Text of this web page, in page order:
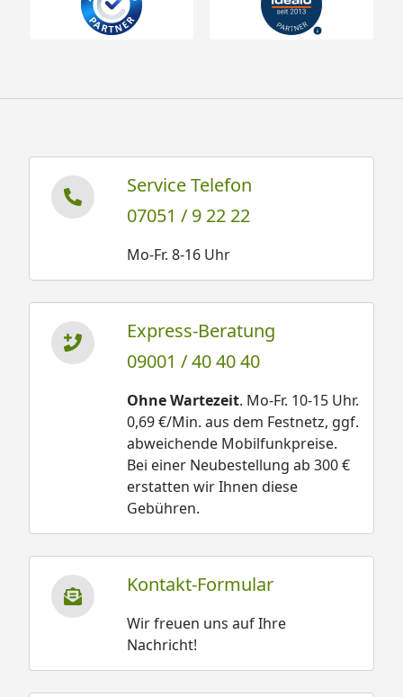
Service Telefon
07051 / 9 22 22
Mo-Fr. 8-16 Uhr
Express-Beratung
09001 / 40 40 40
Ohne Wartezeit. Mo-Fr. 10-15 Uhr.
0,69 €/Min. aus dem Festnetz, ggf.
abweichende Mobilfunkpreise.
Bei einer Neubestellung ab 300 €
erstatten wir Ihnen diese
Gebühren.
Kontakt-Formular
Wir freuen uns auf Ihre
Nachricht!